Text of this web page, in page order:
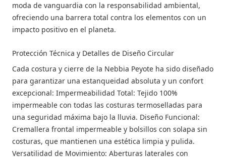
moda de vanguardia con la responsabilidad ambiental,
ofreciendo una barrera total contra los elementos con un
impacto positivo en el planeta.
Protección Técnica y Detalles de Diseño Circular
Cada costura y cierre de la Nebbia Peyote ha sido diseñado
para garantizar una estanqueidad absoluta y un confort
excepcional: Impermeabilidad Total: Tejido 100%
impermeable con todas las costuras termoselladas para
una seguridad máxima bajo la lluvia. Diseño Funcional:
Cremallera frontal impermeable y bolsillos con solapa sin
costuras, que mantienen una estética limpia y pulida.
Versatilidad de Movimiento: Aberturas laterales con